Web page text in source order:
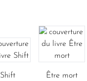
Shift Être mort